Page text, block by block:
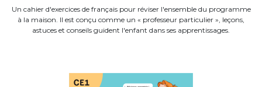
Un cahier d'exercices de français pour réviser l'ensemble du programme
à la maison. Il est conçu comme un « professeur particulier », leçons,
astuces et conseils guident l'enfant dans ses apprentissages.